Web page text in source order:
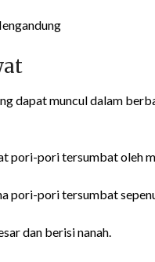
dapat muncul dalam
pori-pori tersumbat oleh
pori-pori tersumbat
dan berisi nanah.